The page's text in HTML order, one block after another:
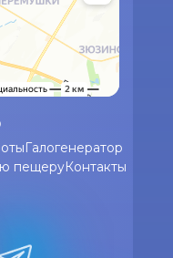
Галогенератор
пещеруКонтакты